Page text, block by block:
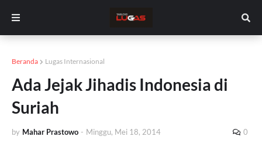
Beranda Lugas Internasional
Ada Jejak Jihadis Indonesia di
Suriah
by Mahar Prastowo - Minggu, Mei 18, 2014 0